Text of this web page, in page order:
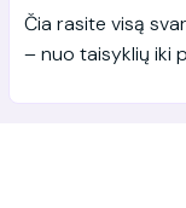
Čia rasite visą
– nuo taisyklių iki